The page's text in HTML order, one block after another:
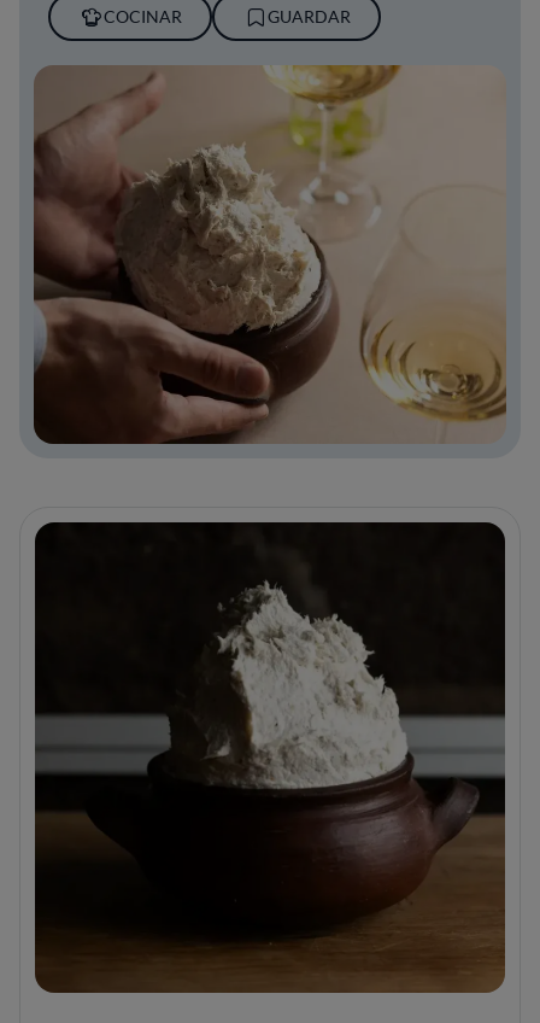
COCINAR GUARDAR